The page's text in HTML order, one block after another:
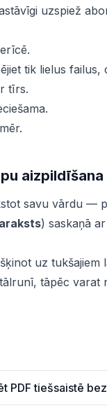
uzspiež
tik lielus failus,
tīrs.
aizpildīšana
savu vārdu —
) saskaņā ar
uz
tāpēc
PDF tiešsaistē